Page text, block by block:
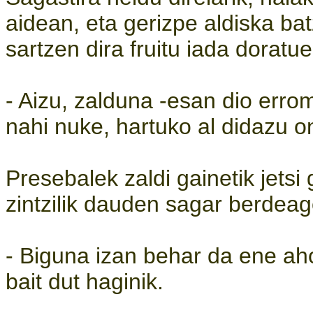
aidean, eta gerizpe aldiska
sartzen dira fruitu iada
- Aizu, zalduna -esan dio
nahi nuke, hartuko al didazu
Presebalek zaldi gainetik
zintzilik dauden sagar
- Biguna izan behar da ene
bait dut haginik.